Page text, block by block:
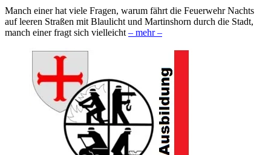
Manch einer hat viele Fragen, warum fährt die Feuerwehr Nachts
auf leeren Straßen mit Blaulicht und Martinshorn durch die Stadt,
manch einer fragt sich vielleicht – mehr –